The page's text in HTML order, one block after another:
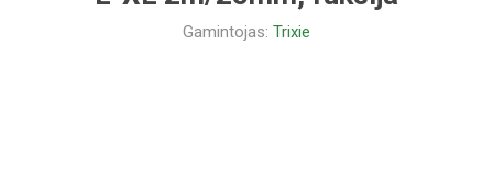
Gamintojas: Trixie